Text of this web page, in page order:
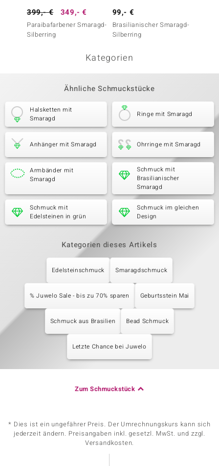
399,- € 349,- €
Paraibafarbener Smaragd-
Silberring
99,- €
Brasilianischer Smaragd-
Silberring
Kategorien
Ähnliche Schmuckstücke
Halsketten mit
Smaragd
Ringe mit Smaragd
Anhänger mit Smaragd Ohrringe mit Smaragd
Armbänder mit
Smaragd
Schmuck mit
Brasilianischer
Smaragd
Schmuck mit
Edelsteinen in grün
Schmuck im gleichen
Design
Kategorien dieses Artikels
Edelsteinschmuck Smaragdschmuck
% Juwelo Sale - bis zu 70% sparen Geburtsstein Mai
Schmuck aus Brasilien Bead Schmuck
Letzte Chance bei Juwelo
Zum Schmuckstück
* Dies ist ein ungefährer Preis. Der Umrechnungskurs kann sich
jederzeit ändern. Preisangaben inkl. gesetzl. MwSt. und zzgl.
Versandkosten.